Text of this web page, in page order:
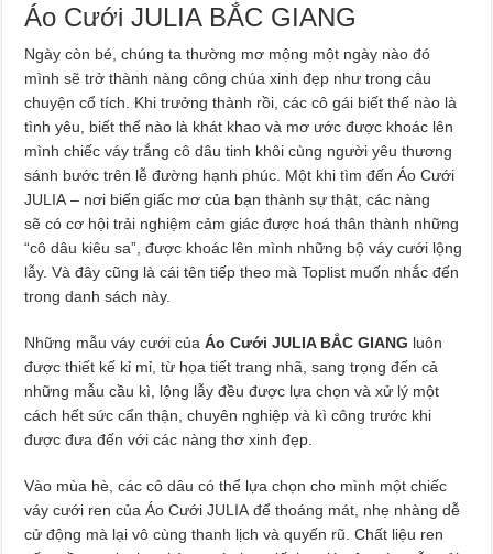
Áo Cưới JULIA BẮC GIANG
Ngày còn bé, chúng ta thường mơ mộng một ngày nào đó
mình sẽ trở thành nàng công chúa xinh đẹp như trong câu
chuyện cổ tích. Khi trưởng thành rồi, các cô gái biết thế nào là
tình yêu, biết thế nào là khát khao và mơ ước được khoác lên
mình chiếc váy trắng cô dâu tinh khôi cùng người yêu thương
sánh bước trên lễ đường hạnh phúc. Một khi tìm đến Áo Cưới
JULIA – nơi biến giấc mơ của bạn thành sự thật, các nàng
sẽ có cơ hội trải nghiệm cảm giác được hoá thân thành những
“cô dâu kiêu sa”, được khoác lên mình những bộ váy cưới lộng
lẫy. Và đây cũng là cái tên tiếp theo mà Toplist muốn nhắc đến
trong danh sách này.
Những mẫu váy cưới củaÁo Cưới JULIA BẮC GIANG luôn
được thiết kế kỉ mỉ, từ họa tiết trang nhã, sang trọng đến cả
những mẫu cầu kì, lộng lẫy đều được lựa chọn và xử lý một
cách hết sức cẩn thận, chuyên nghiệp và kì công trước khi
được đưa đến với các nàng thơ xinh đẹp.
Vào mùa hè, các cô dâu có thể lựa chọn cho mình một chiếc
váy cưới ren của Áo Cưới JULIA để thoáng mát, nhẹ nhàng dễ
cử động mà lại vô cùng thanh lịch và quyến rũ. Chất liệu ren